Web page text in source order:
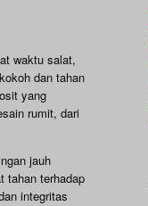
waktu salat,
dan tahan
yang
rumit, dari
jauh
tahan terhadap
integritas